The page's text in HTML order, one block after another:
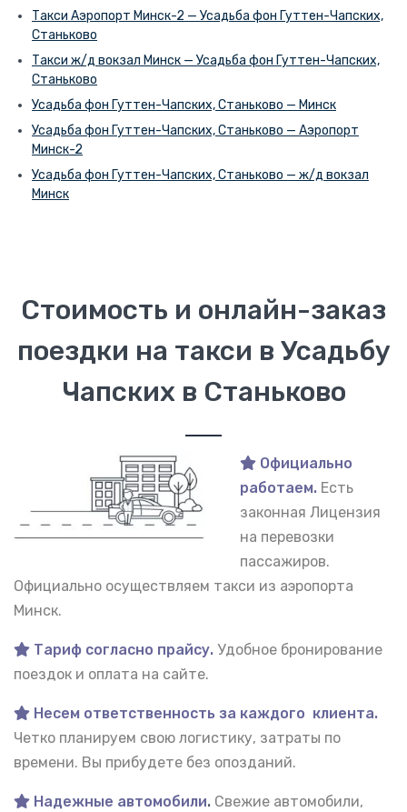
Такси Аэропорт Минск-2 — Усадьба фон Гуттен-Чапских,
Станьково
Такси ж/д вокзал Минск — Усадьба фон Гуттен-Чапских,
Станьково
Усадьба фон Гуттен-Чапских, Станьково — Минск
Усадьба фон Гуттен-Чапских, Станьково — Аэропорт
Минск-2
Усадьба фон Гуттен-Чапских, Станьково — ж/д вокзал
Минск
Стоимость и онлайн-заказ
поездки на такси в Усадьбу
Чапских в Станьково
Официально
работаем. Есть
законная Лицензия
на перевозки
пассажиров.
Официально осуществляем такси из аэропорта
Минск.
Тариф согласно прайсу. Удобное бронирование
поездок и оплата на сайте.
Несем ответственность за каждого клиента.
Четко планируем свою логистику, затраты по
времени. Вы прибудете без опозданий.
Надежные автомобили. Свежие автомобили,